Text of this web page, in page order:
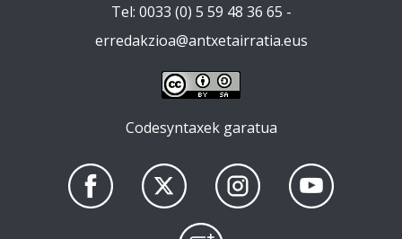
Tel: 0033 (0) 5 59 48 36 65 -
erredakzioa@antxetairratia.eus
Codesyntaxek garatua